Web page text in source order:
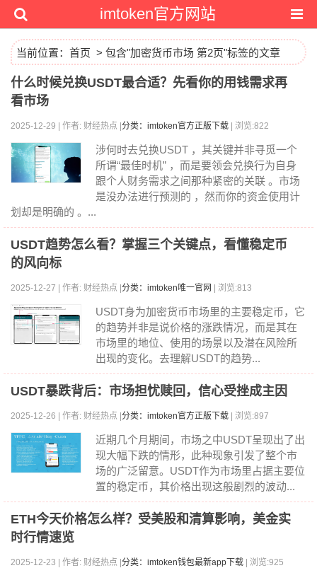
imtoken官方网站
当前位置： 首页 > 包含"加密货币市场 第2页"标签的文章
什么时候兑换USDT最合适？先看你的用钱需求再
看市场
2025-12-29 | 作者: 财经热点 | 分类：imtoken官方正版下载 | 浏览:822
涉何时去兑换USDT ，其关键并非寻觅一个
所谓“最佳时机” ，而是要领会兑换行为自身
跟个人财务需求之间那种紧密的关联 。市场
是没办法进行预测的 ，然而你的资金使用计
划却是明确的 。...
USDT趋势怎么看？掌握三个关键点，看懂稳定币
的风向标
2025-12-27 | 作者: 财经热点 | 分类：imtoken唯一官网 | 浏览:813
USDT身为加密货币市场里的主要稳定币，它
的趋势并非是说价格的涨跌情况，而是其在
市场里的地位、使用的场景以及潜在风险所
出现的变化。去理解USDT的趋势...
USDT暴跌背后：市场担忧赎回，信心受挫成主因
2025-12-26 | 作者: 财经热点 | 分类：imtoken官方正版下载 | 浏览:897
近期几个月期间，市场之中USDT呈现出了出
现大幅下跌的情形，此种现象引发了整个市
场的广泛留意。USDT作为市场里占据主要位
置的稳定币，其价格出现这般剧烈的波动...
ETH今天价格怎么样？受美股和清算影响，美金实
时行情速览
2025-12-23 | 作者: 财经热点 | 分类：imtoken钱包最新app下载 | 浏览:925